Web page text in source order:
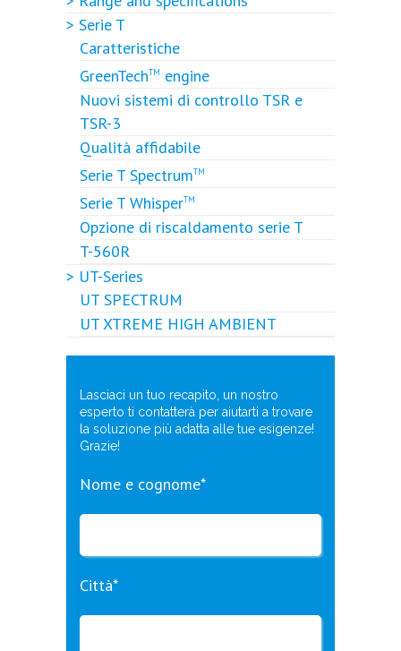
> Serie T
Caratteristiche
GreenTechTM
engine
Nuovi sistemi di controllo TSR e
TSR-3
Qualità affidabile
Serie T SpectrumTM
Serie T WhisperTM
Opzione di riscaldamento serie T
T-560R
> UT-Series
UT SPECTRUM
UT XTREME HIGH AMBIENT
Lasciaci un tuo recapito, un nostro
esperto ti contatterà per aiutarti a trovare
la soluzione più adatta alle tue esigenze!
Grazie!
Nome e cognome*
Città*